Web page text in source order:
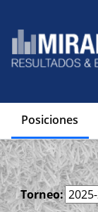
Posiciones
Torneo: